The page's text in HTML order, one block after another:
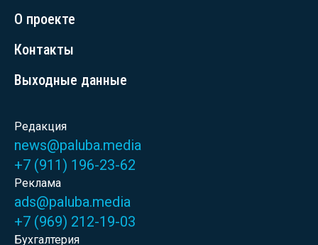
О проекте
Контакты
Выходные данные
Редакция
news@paluba.media
+7 (911) 196-23-62
Реклама
ads@paluba.media
+7 (969) 212-19-03
Бухгалтерия